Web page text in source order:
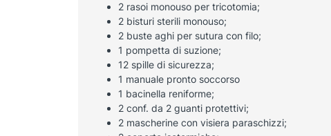
2 rasoi monouso per tricotomia;
2 bisturi sterili monouso;
2 buste aghi per sutura con filo;
1 pompetta di suzione;
12 spille di sicurezza;
1 manuale pronto soccorso
1 bacinella reniforme;
2 conf. da 2 guanti protettivi;
2 mascherine con visiera paraschizzi;